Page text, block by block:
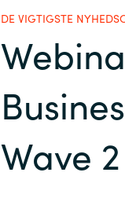
site
DE VIGTIGSTE
Wave